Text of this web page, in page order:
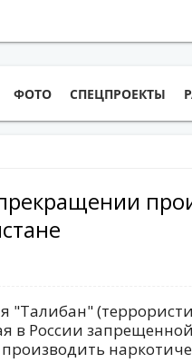
ФОТО СПЕЦПРОЕКТЫ
"Талибан"
в России